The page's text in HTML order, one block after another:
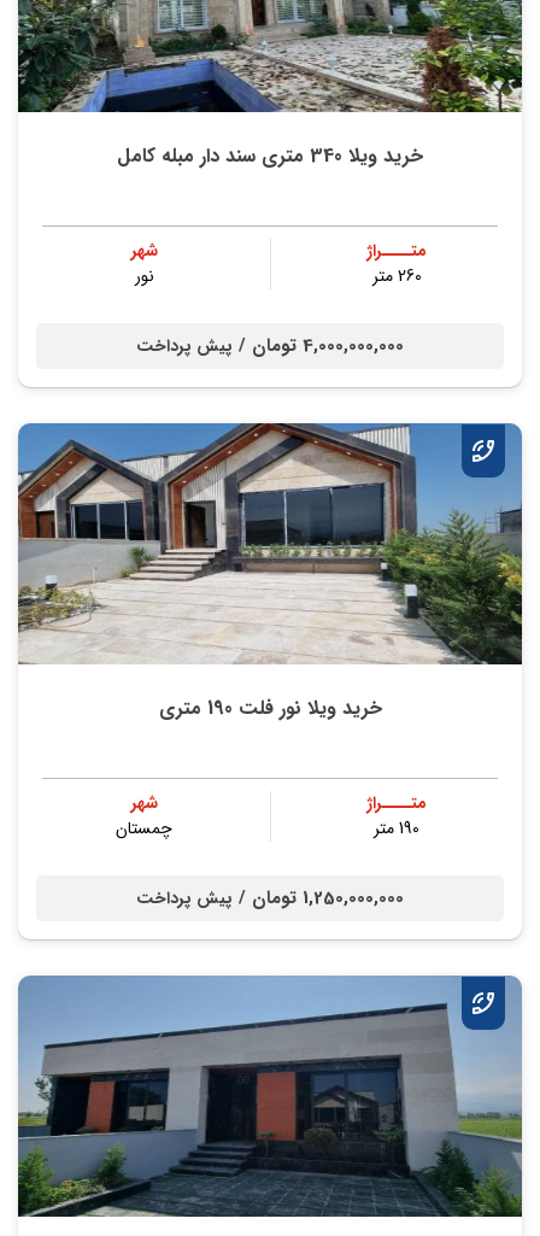
خرید ویلا 340 متری سند دار مبله کامل
متــــراژ
260 متر
شهر
نور
4,000,000,000 تومان / پیش پرداخت
خرید ویلا نور فلت 190 متری
متــــراژ
190 متر
شهر
چمستان
1,250,000,000 تومان / پیش پرداخت